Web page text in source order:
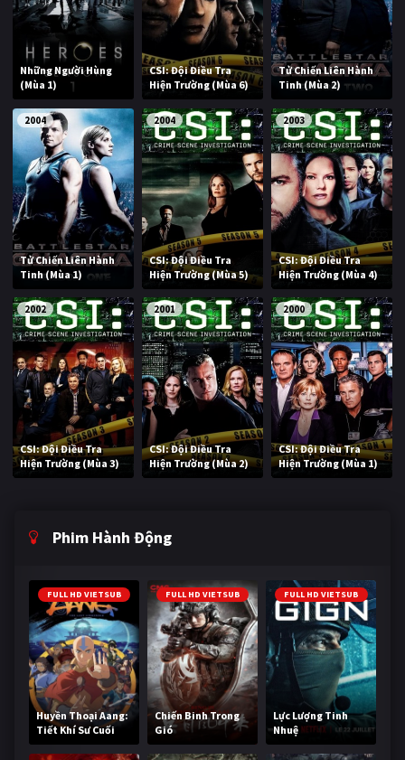
Những Người Hùng
(Mùa 1)
CSI: Đội Điều Tra
Hiện Trường (Mùa 6)
Tử Chiến Liên Hành
Tinh (Mùa 2)
2004
Tử Chiến Liên Hành
Tinh (Mùa 1)
2004
CSI: Đội Điều Tra
Hiện Trường (Mùa 5)
2003
CSI: Đội Điều Tra
Hiện Trường (Mùa 4)
2002
CSI: Đội Điều Tra
Hiện Trường (Mùa 3)
2001
CSI: Đội Điều Tra
Hiện Trường (Mùa 2)
2000
CSI: Đội Điều Tra
Hiện Trường (Mùa 1)
Phim Hành Động
FULL HD VIETSUB
Huyền Thoại Aang:
Tiết Khí Sư Cuối
Cùng
FULL HD VIETSUB
Chiến Binh Trong
Gió
FULL HD VIETSUB
Lực Lượng Tinh
Nhuệ